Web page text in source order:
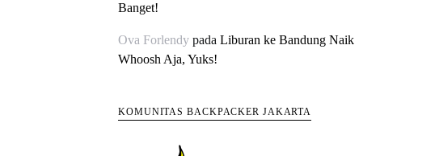
Banget!
Ova Forlendy pada Liburan ke Bandung Naik
Whoosh Aja, Yuks!
KOMUNITAS BACKPACKER JAKARTA